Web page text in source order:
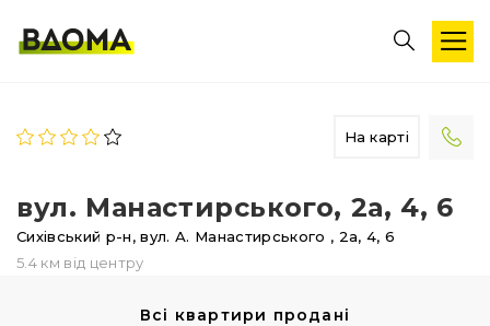
На карті
вул. Манастирського, 2а, 4, 6
Сихівський р-н,вул. А. Манастирського , 2а, 4, 6
5.4 км від центру
Всі квартири продані